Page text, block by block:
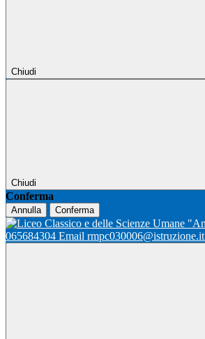
Chiudi
Chiudi
Conferma
Annulla Conferma
065684304 Email rmpc030006@istruzione.it